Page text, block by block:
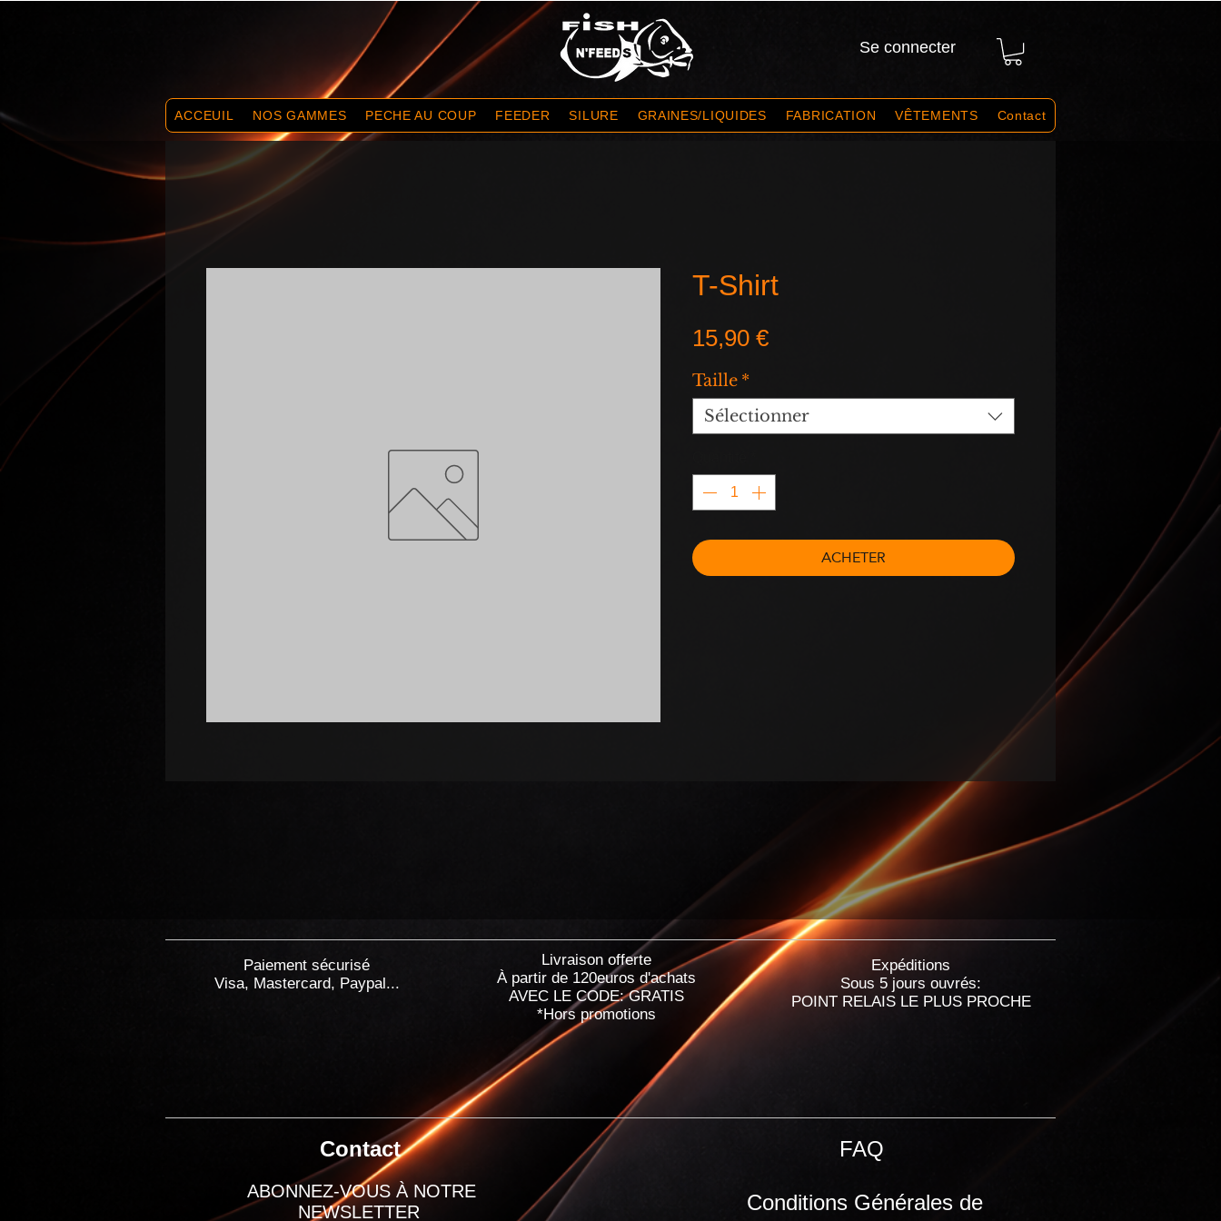
Se connecter
ACCEUIL NOS GAMMES PECHE AU COUP FEEDER SILURE GRAINES/LIQUIDES FABRICATION VÊTEMENTS Contact
T-Shirt
15,90 €Prix
Taille *
Sélectionner
ACHETER
Paiement sécurisé
Visa, Mastercard, Paypal...
Livraison offerte
À partir de 120euros d'achats
AVEC LE CODE: GRATIS
*Hors promotions
Expéditions
Sous 5 jours ouvrés:
POINT RELAIS LE PLUS PROCHE
Contact
ABONNEZ-VOUS À NOTRE
NEWSLETTER
FAQ
Conditions Générales de